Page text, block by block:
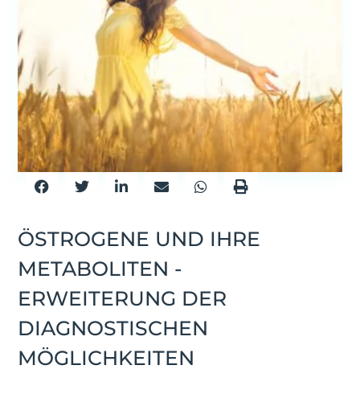
ÖSTROGENE UND IHRE
METABOLITEN -
ERWEITERUNG DER
DIAGNOSTISCHEN
MÖGLICHKEITEN